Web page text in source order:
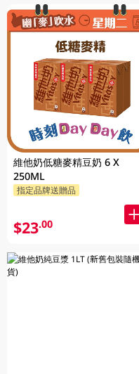
維他奶低糖麥精豆奶 6 X
250ML
指定品牌送贈品
$23.00